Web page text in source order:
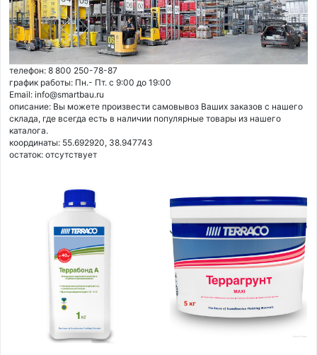
телефон: 8 800 250-78-87
график работы: Пн.- Пт. с 9:00 до 19:00
Email: info@smartbau.ru
описание: Вы можете произвести самовывоз Ваших заказов с нашего
склада, где всегда есть в наличии популярные товары из нашего
каталога.
координаты: 55.692920, 38.947743
остаток: отсутствует